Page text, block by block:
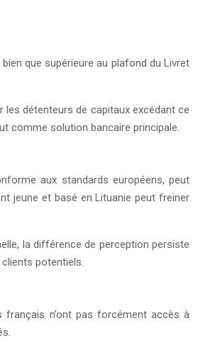
que supérieure au plafond du Livret
détenteurs de capitaux excédant ce
comme solution bancaire principale.
aux standards européens, peut
jeune et basé en Lituanie peut freiner
la différence de perception persiste
potentiels.
français n’ont pas forcément accès à